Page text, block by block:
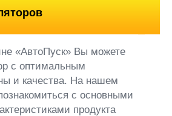
«АвтоПуск» Вы можете
с оптимальным
и качества. На нашем
с основными
продукта